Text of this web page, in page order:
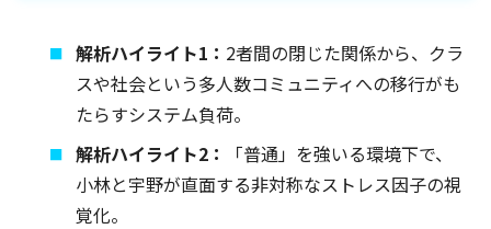
解析ハイライト1： 2者間の閉じた関係から、クラ
スや社会という多人数コミュニティへの移行がも
たらすシステム負荷。
解析ハイライト2：
「普通」を強いる環境下で、
小林と宇野が直面する非対称なストレス因子の視
覚化。